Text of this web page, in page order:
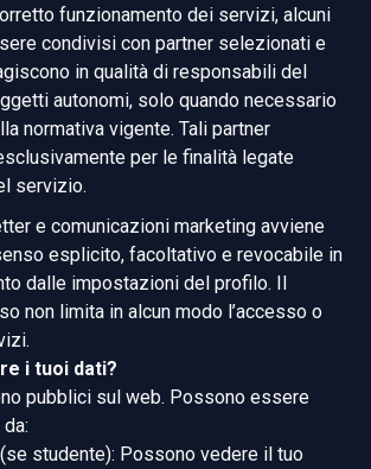
funzionamento dei servizi, alcuni
condivisi con partner selezionati e
in qualità di responsabili del
autonomi, solo quando necessario
normativa vigente. Tali partner
per le finalità legate
servizio.
e comunicazioni marketing avviene
esplicito, facoltativo e revocabile in
dalle impostazioni del profilo. Il
non limita in alcun modo l’accesso o
i tuoi dati?
pubblici sul web. Possono essere
studente): Possono vedere il tuo